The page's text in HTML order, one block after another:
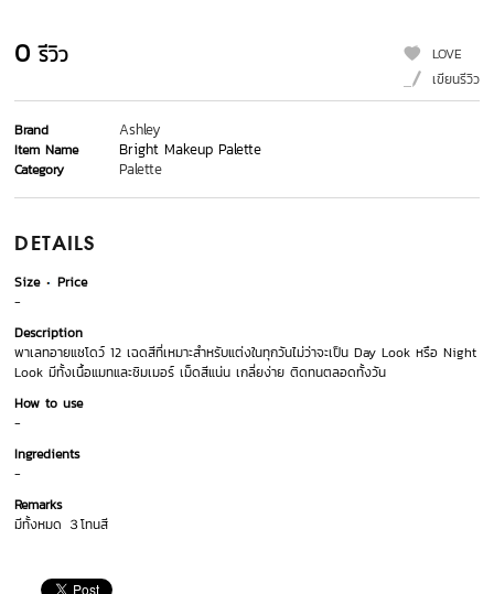
0 รีวิว
LOVE
เขียนรีวิว
Brand Ashley
Item Name Bright Makeup Palette
Category Palette
DETAILS
Size
Price
-
Description
พาเลทอายแชโดว์ 12 เฉดสีที่เหมาะสำหรับแต่งในทุกวันไม่ว่าจะเป็น Day Look หรือ Night
Look มีทั้งเนื้อแมทและชิมเมอร์ เม็ดสีแน่น เกลี่ยง่าย ติดทนตลอดทั้งวัน
How to use
-
Ingredients
-
Remarks
มีทั้งหมด ３โทนสี